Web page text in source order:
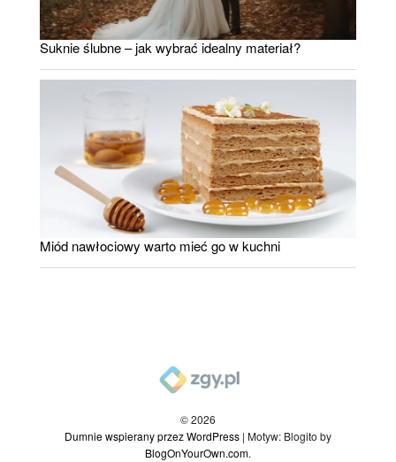
Suknie ślubne – jak wybrać idealny materiał?
Miód nawłociowy warto mieć go w kuchni
© 2026
Dumnie wspierany przez WordPress | Motyw: Blogito by
BlogOnYourOwn.com.